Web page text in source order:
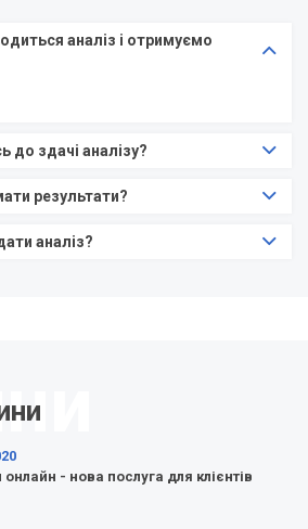
аналіз і отримуємо
до здачі аналізу?
результати?
аналіз?
онлайн - нова послуга для клієнтів